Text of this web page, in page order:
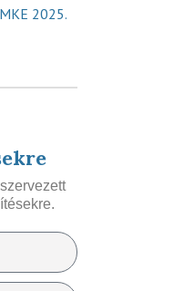
2025.